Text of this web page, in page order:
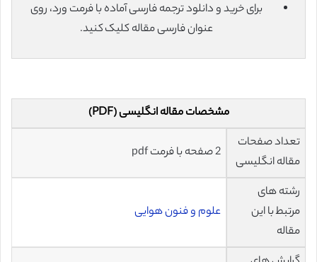
برای خرید و دانلود ترجمه فارسی آماده با فرمت ورد، روی
عنوان فارسی مقاله کلیک کنید.
مشخصات مقاله انگلیسی (PDF)
تعداد صفحات
مقاله انگلیسی
2 صفحه با فرمت pdf
رشته های
مرتبط با این
مقاله
علوم و فنون هوایی